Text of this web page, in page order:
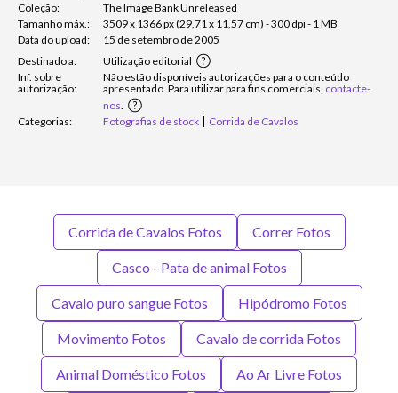
Coleção:
The Image Bank Unreleased
Tamanho máx.:
3509 x 1366 px (29,71 x 11,57 cm) - 300 dpi - 1 MB
Data do upload:
15 de setembro de 2005
Destinado a:
Utilização editorial
Inf. sobre
autorização:
Não estão disponíveis autorizações para o conteúdo
apresentado. Para utilizar para fins comerciais, contacte-
nos.
Categorias:
Fotografias de stock Corrida de Cavalos
Corrida de Cavalos Fotos Correr Fotos
Casco - Pata de animal Fotos
Cavalo puro sangue Fotos Hipódromo Fotos
Movimento Fotos Cavalo de corrida Fotos
Animal Doméstico Fotos Ao Ar Livre Fotos